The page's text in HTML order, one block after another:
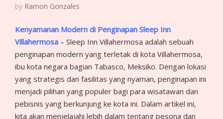
by Ramon Gonzales
Kenyamanan Modern di Penginapan Sleep Inn
Villahermosa – Sleep Inn Villahermosa adalah sebuah
penginapan modern yang terletak di kota Villahermosa,
ibu kota negara bagian Tabasco, Meksiko. Dengan lokasi
yang strategis dan fasilitas yang nyaman, penginapan ini
menjadi pilihan yang populer bagi para wisatawan dan
pebisnis yang berkunjung ke kota ini. Dalam artikel ini,
kita akan menjelajahi lebih dalam tentang pesona dan